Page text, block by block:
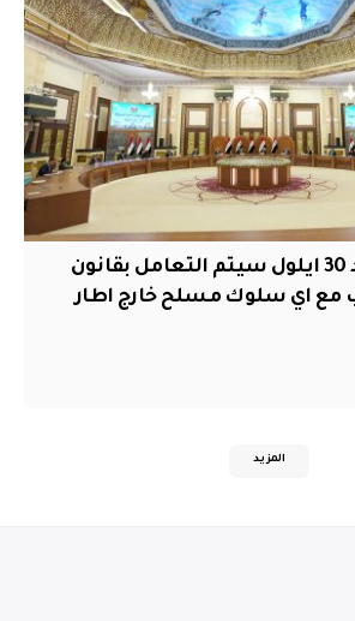
ادارة الدولة: بعد 30 ايلول سيتم التعامل بقانون
مع اي سلوك مسلح خارج اطار
المزيد